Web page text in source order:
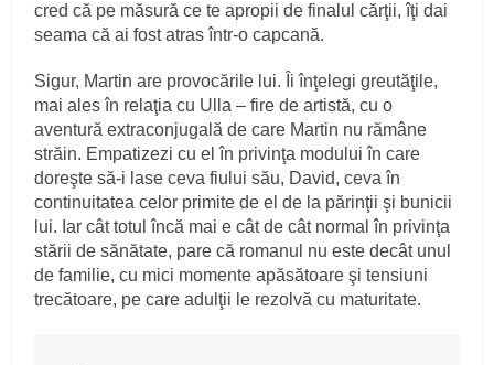
cred că pe măsură ce te apropii de finalul cărţii, îţi dai
seama că ai fost atras într-o capcană.
Sigur, Martin are provocările lui. Îi înţelegi greutăţile,
mai ales în relaţia cu Ulla – fire de artistă, cu o
aventură extraconjugală de care Martin nu rămâne
străin. Empatizezi cu el în privinţa modului în care
doreşte să-i lase ceva fiului său, David, ceva în
continuitatea celor primite de el de la părinţii şi bunicii
lui. Iar cât totul încă mai e cât de cât normal în privinţa
stării de sănătate, pare că romanul nu este decât unul
de familie, cu mici momente apăsătoare şi tensiuni
trecătoare, pe care adulţii le rezolvă cu maturitate.